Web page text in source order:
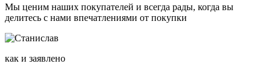
Мы ценим наших покупателей и всегда рады, когда вы
делитесь с нами впечатлениями от покупки
как и заявлено